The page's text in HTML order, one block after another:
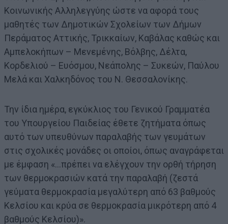
Κοινωνικής Αλληλεγγύης ώστε να αφορά τους
μαθητές των Δημοτικών Σχολείων των Δήμων
Περάματος Αττικής, Τρικκαίων, Καβάλας καθώς και
Αμπελοκήπων – Μενεμένης, Βόλβης, Δέλτα,
Κορδελιού – Ευόσμου, Νεάπολης – Συκεών, Παύλου
Μελά και Χαλκηδόνος του Ν. Θεσσαλονίκης.
Την ίδια ημέρα, εγκύκλιος του Γενικού Γραμματέα
του Υπουργείου Παιδείας έθετε ζητήματα όπως
αυτό των υπευθύνων παραλαβής των γευμάτων
στις σχολικές μονάδες οι οποίοι, όπως αναγράφεται
με έμφαση «…πρέπει να ελέγχουν την ορθή τήρηση
των θερμοκρασιών κατά την παραλαβή (ζεστά
γεύματα θερμοκρασία μεγαλύτερη από 63 βαθμούς
Κελσίου και κρύα σε θερμοκρασία μικρότερη από 4
βαθμούς Κελσίου)».